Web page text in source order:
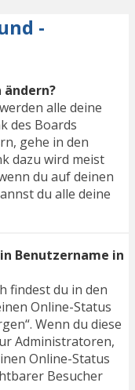
-
ändern?
alle deine
des Boards
gehe in den
dazu wird meist
du auf deinen
du alle deine
Benutzername in
findest du in den
Online-Status
Wenn du diese
Administratoren,
Online-Status
Besucher